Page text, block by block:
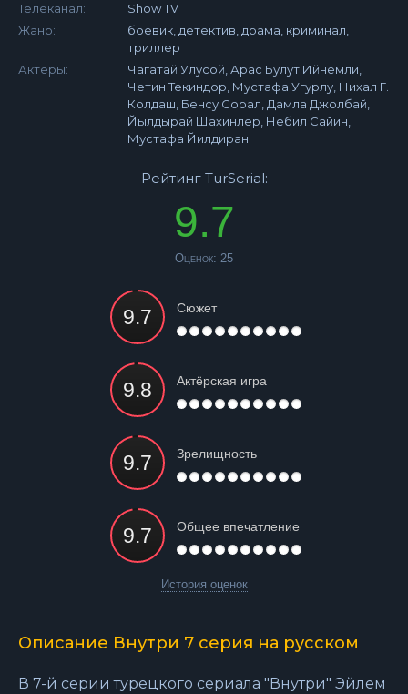
Телеканал:
Show TV
Жанр:
боевик, детектив, драма, криминал,
триллер
Актеры:
Чагатай Улусой, Арас Булут Ийнемли,
Четин Текиндор, Мустафа Угурлу, Нихал Г.
Колдаш, Бенсу Сорал, Дамла Джолбай,
Йылдырай Шахинлер, Небил Сайин,
Мустафа Йилдиран
Рейтинг TurSerial:
9.7
Оценок: 25
Сюжет
Актёрская игра
Зрелищность
Общее впечатление
История оценок
Описание Внутри 7 серия на русском
В 7-й серии турецкого сериала "Внутри" Эйлем